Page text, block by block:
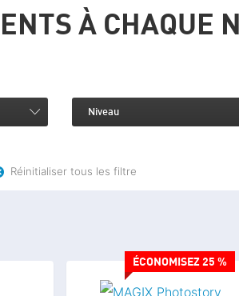
À CHAQUE
Niveau
Réinitialiser tous les filtre
ÉCONOMISEZ 25 %